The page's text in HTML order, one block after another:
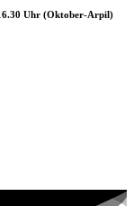
Uhr (Oktober-Arpil)